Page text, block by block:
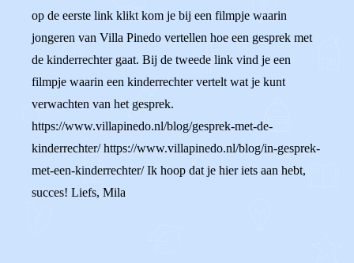
op de eerste link klikt kom je bij een filmpje waarin
jongeren van Villa Pinedo vertellen hoe een gesprek met
de kinderrechter gaat. Bij de tweede link vind je een
filmpje waarin een kinderrechter vertelt wat je kunt
verwachten van het gesprek.
https://www.villapinedo.nl/blog/gesprek-met-de-
kinderrechter/ https://www.villapinedo.nl/blog/in-gesprek-
met-een-kinderrechter/ Ik hoop dat je hier iets aan hebt,
succes! Liefs, Mila